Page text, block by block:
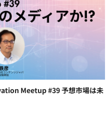
Meetup #39 予想市場は未